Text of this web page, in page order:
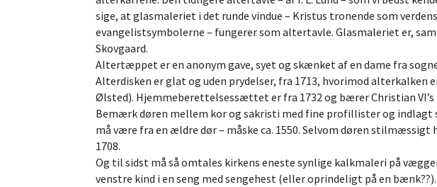
sige, at glasmaleriet i det runde vindue – Kristus tronende som
evangelistsymbolerne – fungerer som altertavle. Glasmaleriet er,
Skovgaard.
Altertæppet er en anonym gave, syet og skænket af en dame fra
Alterdisken er glat og uden prydelser, fra 1713, hvorimod alterkalken
Ølsted). Hjemmeberettelsessættet er fra 1732 og bærer Christian VI’s
Bemærk døren mellem kor og sakristi med fine profillister og
må være fra en ældre dør – måske ca. 1550. Selvom døren
1708.
Og til sidst må så omtales kirkens eneste synlige kalkmaleri på
venstre kind i en seng med sengehest (eller oprindeligt på en